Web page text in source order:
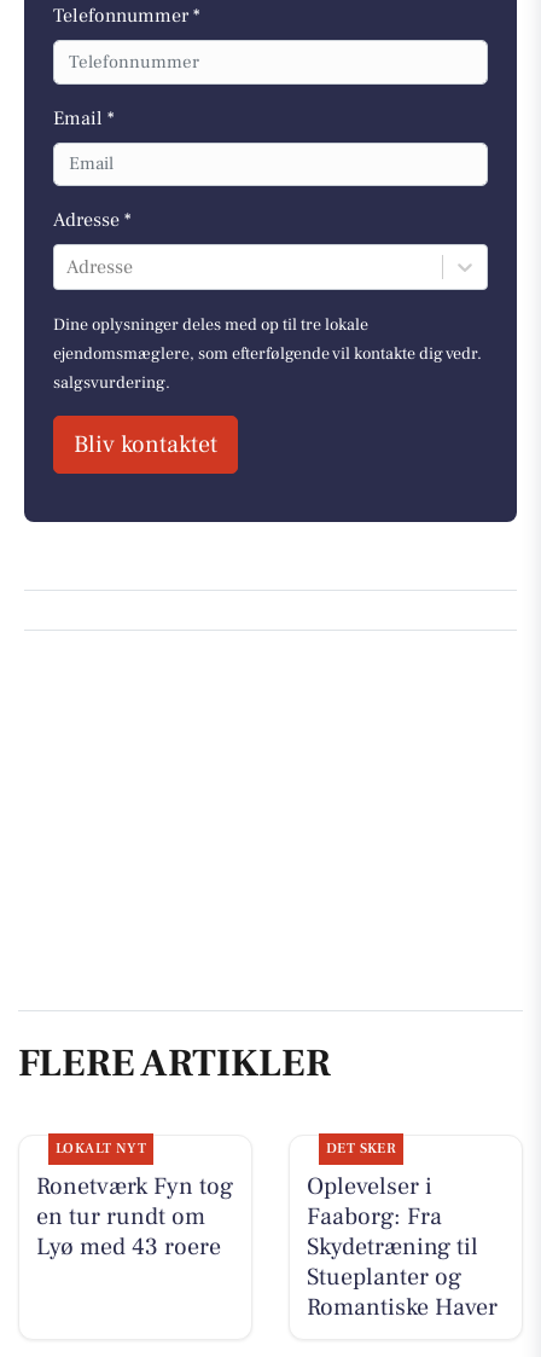
Telefonnummer *
Email *
Adresse *
Adresse
Dine oplysninger deles med op til tre lokale
ejendomsmæglere, som efterfølgende vil kontakte dig vedr.
salgsvurdering.
Bliv kontaktet
FLERE ARTIKLER
LOKALT NYT
Ronetværk Fyn tog
en tur rundt om
Lyø med 43 roere
DET SKER
Oplevelser i
Faaborg: Fra
Skydetræning til
Stueplanter og
Romantiske Haver